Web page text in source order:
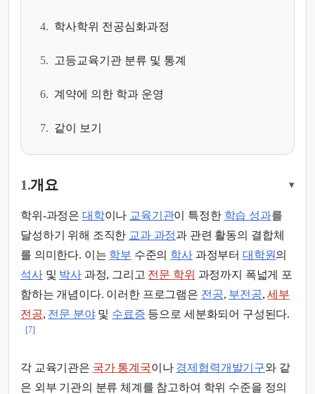
4. 학사학위 전공심화과정
5. 고등교육기관 분류 및 통계
6. 계약에 의한 학과 운영
7. 같이 보기
1.개요 ▾
학위-과정은 대학이나 교육기관이 특정한 학습 성과를
달성하기 위해 조직한 교과 과정과 관련 활동의 결합체
를 의미한다. 이는 학부 수준의 학사과정부터 대학원의
석사및 박사과정, 그리고 전문 학위 과정까지 폭넓게 포
함하는 개념이다. 이러한 프로그램은 전공, 부전공,세부
전공, 전문 분야및 수료증 등으로 세분화되어 구성된다.
[7]
각 교육기관은 국가 통계국이나 경제협력개발기구와 같
은 외부 기관의 분류 체계를 참고하여 학위 수준을 정의